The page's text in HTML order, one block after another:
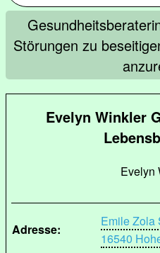
Störungen zu
Evelyn Winkler
Evelyn
Adresse:
Emile Zola
16540